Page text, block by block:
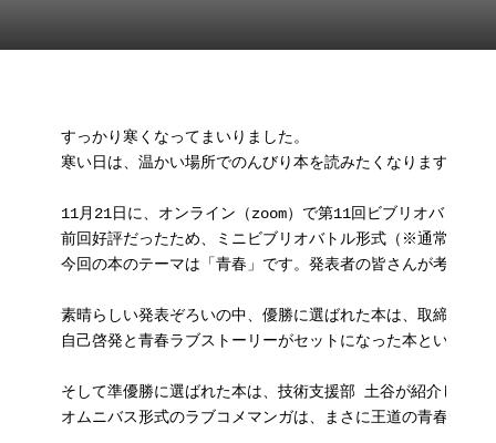
すっかり寒くなってまいりました。
寒い日は、温かい場所でのんびり本を読みたくなりますね。
11月21日に、オンライン（zoom）で第11回ビブリオバトル
前回好評だったため、ミニビブリオバトル形式（※通常は発
今回の本のテーマは「青春」です。発表者の皆さんが考える
素晴らしい発表ぞろいの中、優勝に選ばれた本は、取締役執
自己啓発と青春ラブストーリーがセットになった本というこ
そして準優勝に選ばれた本は、技術支援部 土谷が紹介した『
オムニバス形式のラブコメマンガは、まさに王道の青春でし